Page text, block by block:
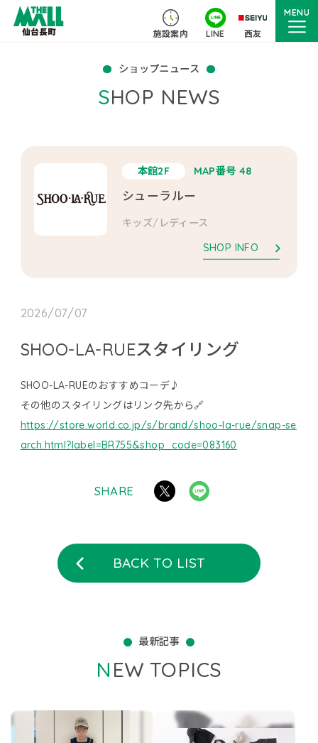
施設案内 LINE 西友
MENU
ショップニュース
SHOP NEWS
本館2F MAP番号 48
シューラルー
キッズ/レディース
SHOP INFO
2026/07/07
SHOO-LA-RUEスタイリング
SHOO-LA-RUEのおすすめコーデ♪
その他のスタイリングはリンク先から🔗
https://store.world.co.jp/s/brand/shoo-la-rue/snap-se
arch.html?label=BR755&shop_code=083160
SHARE
BACK TO LIST
最新記事
NEW TOPICS